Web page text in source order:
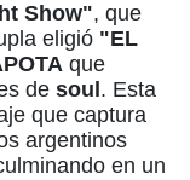
Show", que
eligió "EL
que
de soul . Esta
que captura
argentinos
en un